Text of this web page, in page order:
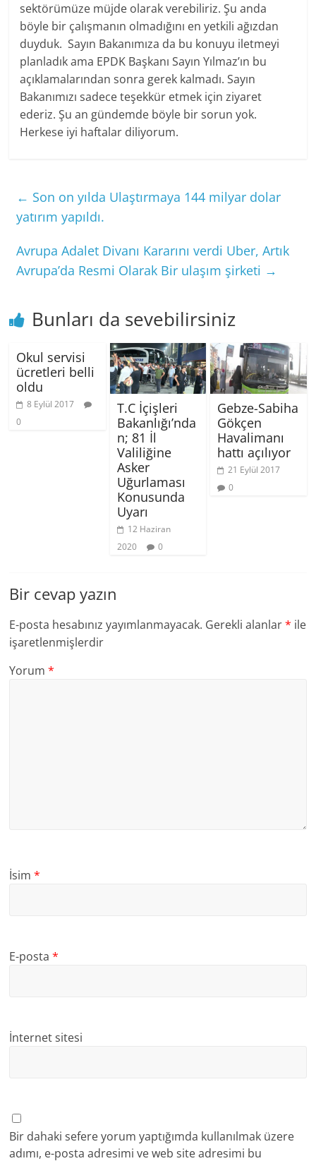
sektörümüze müjde olarak verebiliriz. Şu anda
böyle bir çalışmanın olmadığını en yetkili ağızdan
duyduk. Sayın Bakanımıza da bu konuyu iletmeyi
planladık ama EPDK Başkanı Sayın Yılmaz’ın bu
açıklamalarından sonra gerek kalmadı. Sayın
Bakanımızı sadece teşekkür etmek için ziyaret
ederiz. Şu an gündemde böyle bir sorun yok.
Herkese iyi haftalar diliyorum.
← Son on yılda Ulaştırmaya 144 milyar dolar
yatırım yapıldı.
Avrupa Adalet Divanı Kararını verdi Uber, Artık
Avrupa’da Resmi Olarak Bir ulaşım şirketi →
Bunları da sevebilirsiniz
Okul servisi
ücretleri belli
oldu
8 Eylül 2017
0
T.C İçişleri
Bakanlığı’nda
n; 81 İl
Valiliğine
Asker
Uğurlaması
Konusunda
Uyarı
12 Haziran
2020
0
Gebze-Sabiha
Gökçen
Havalimanı
hattı açılıyor
21 Eylül 2017
0
Bir cevap yazın
E-posta hesabınız yayımlanmayacak. Gerekli alanlar* ile
işaretlenmişlerdir
Yorum*
İsim*
E-posta*
İnternet sitesi
Bir dahaki sefere yorum yaptığımda kullanılmak üzere
adımı, e-posta adresimi ve web site adresimi bu